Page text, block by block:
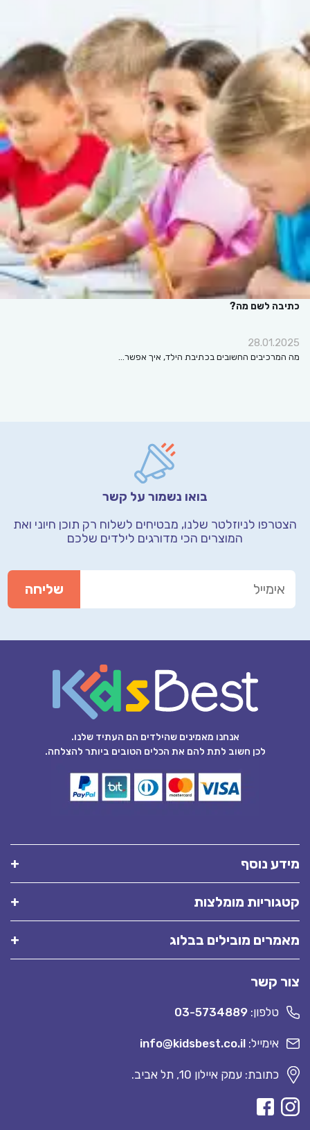
כתיבה לשם מה?
28.01.2025
מה המרכיבים החשובים בכתיבת הילד, איך אפשר…
בואו נשמור על קשר
הצטרפו לניוזלטר שלנו, מבטיחים לשלוח רק תוכן חיוני ואת
המוצרים הכי מדורגים לילדים שלכם
אנחנו מאמינים שהילדים הם העתיד שלנו.
לכן חשוב לתת להם את הכלים הטובים ביותר להצלחה.
מידע נוסף
קטגוריות מומלצות
מאמרים מובילים בבלוג
צור קשר
טלפון: 03-5734889
אימייל: info@kidsbest.co.il
כתובת: עמק איילון 10, תל אביב.